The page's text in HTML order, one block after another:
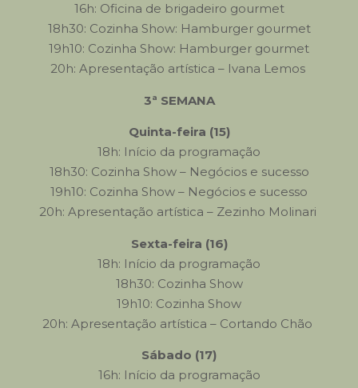
16h: Oficina de brigadeiro gourmet
18h30: Cozinha Show: Hamburger gourmet
19h10: Cozinha Show: Hamburger gourmet
20h: Apresentação artística – Ivana Lemos
3ª SEMANA
Quinta-feira (15)
18h: Início da programação
18h30: Cozinha Show – Negócios e sucesso
19h10: Cozinha Show – Negócios e sucesso
20h: Apresentação artística – Zezinho Molinari
Sexta-feira (16)
18h: Início da programação
18h30: Cozinha Show
19h10: Cozinha Show
20h: Apresentação artística – Cortando Chão
Sábado (17)
16h: Início da programação